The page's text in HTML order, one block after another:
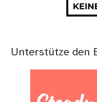
Unterstütze den